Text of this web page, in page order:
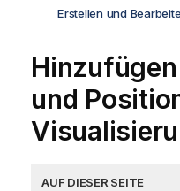
Erstellen und
und
AUF DIESER SEITE